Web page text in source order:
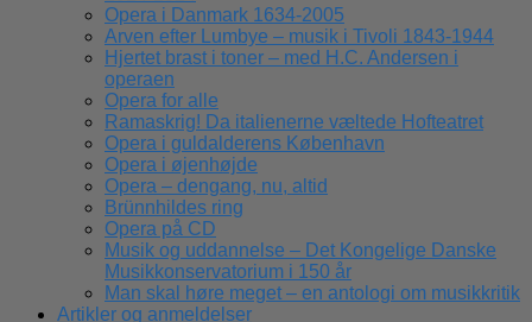
Opera i Danmark 1634-2005
Arven efter Lumbye – musik i Tivoli 1843-1944
Hjertet brast i toner – med H.C. Andersen i
operaen
Opera for alle
Ramaskrig! Da italienerne væltede Hofteatret
Opera i guldalderens København
Opera i øjenhøjde
Opera – dengang, nu, altid
Brünnhildes ring
Opera på CD
Musik og uddannelse – Det Kongelige Danske
Musikkonservatorium i 150 år
Man skal høre meget – en antologi om musikkritik
Artikler og anmeldelser